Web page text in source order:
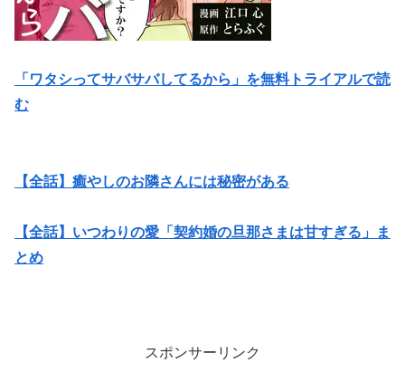
「ワタシってサバサバしてるから」を無料トライアルで読
む
【全話】癒やしのお隣さんには秘密がある
【全話】いつわりの愛「契約婚の旦那さまは甘すぎる」ま
とめ
スポンサーリンク